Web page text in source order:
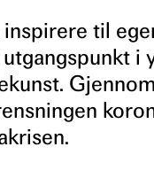
til